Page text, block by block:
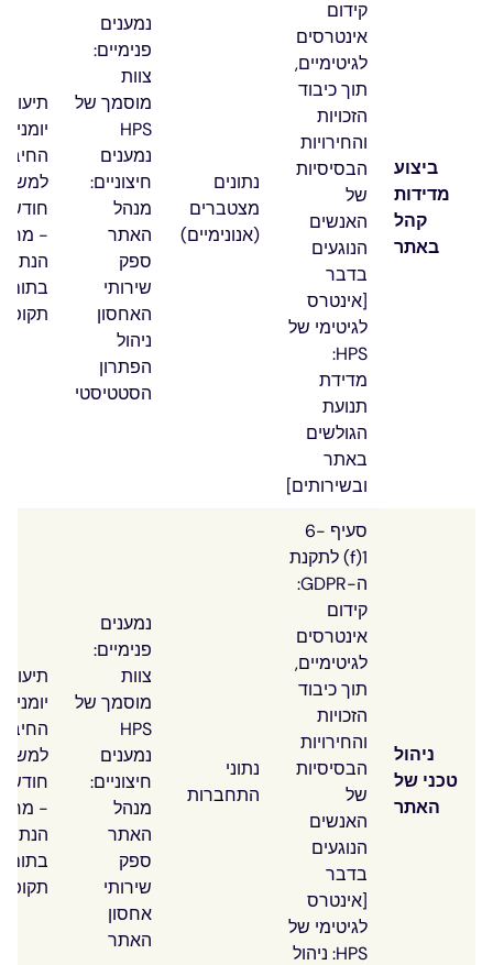
ביצוע
מדידות
קהל
באתר
קידום
אינטרסים
לגיטימיים,
תוך כיבוד
הזכויות
והחירויות
הבסיסיות
של
האנשים
הנוגעים
בדבר
[אינטרס
לגיטימי של
HPS:
מדידת
תנועת
הגולשים
באתר
ובשירותים]
נתונים
מצטברים
(אנונימיים)
נמענים
פנימיים:
צוות
מוסמך של
HPS
נמענים
חיצוניים:
מנהל
האתר
ספק
שירותי
האחסון
ניהול
הפתרון
הסטטיסטי
תיעוד
יומני
-
בתום
תקופה
ניהול
טכני של
האתר
סעיף 6-
1(f) לתקנת
ה-GDPR:
קידום
אינטרסים
לגיטימיים,
תוך כיבוד
הזכויות
והחירויות
הבסיסיות
של
האנשים
הנוגעים
בדבר
[אינטרס
לגיטימי של
HPS: ניהול
נתוני
התחברות
נמענים
פנימיים:
צוות
מוסמך של
HPS
נמענים
חיצוניים:
מנהל
האתר
ספק
שירותי
אחסון
האתר
תיעוד
יומני
-
בתום
תקופה